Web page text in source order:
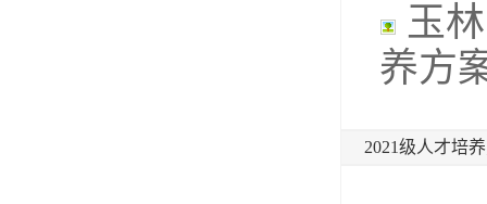
玉
养方
2021级人才培